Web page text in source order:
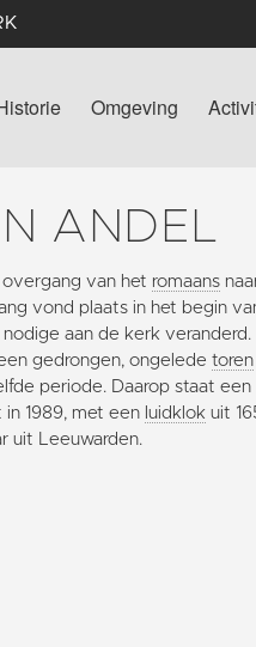
Omgeving
ANDEL
van het romaans
vond plaats in het begin
aan de kerk veranderd.
gedrongen, ongelede toren
periode. Daarop staat een
1989, met een luidklok uit
uit Leeuwarden.